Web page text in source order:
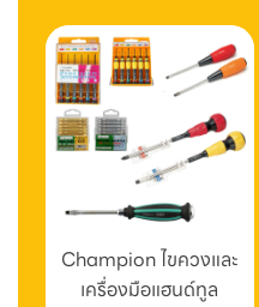
Champion ไขควงและ
เครื่องมือแฮนด์ทูล